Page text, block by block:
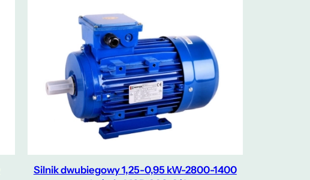
Silnik dwubiegowy 1,25-0,95 kW-2800-1400